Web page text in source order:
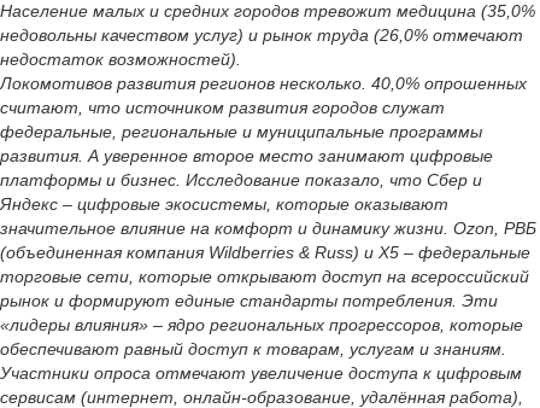
Население малых и средних городов тревожит медицина (35,0%
недовольны качеством услуг) и рынок труда (26,0% отмечают
недостаток возможностей).
Локомотивов развития регионов несколько. 40,0% опрошенных
считают, что источником развития городов служат
федеральные, региональные и муниципальные программы
развития. А уверенное второе место занимают цифровые
платформы и бизнес. Исследование показало, что Сбер и
Яндекс – цифровые экосистемы, которые оказывают
значительное влияние на комфорт и динамику жизни. Ozon, РВБ
(объединенная компания Wildberries & Russ) и X5 – федеральные
торговые сети, которые открывают доступ на всероссийский
рынок и формируют единые стандарты потребления. Эти
«лидеры влияния» – ядро региональных прогрессоров, которые
обеспечивают равный доступ к товарам, услугам и знаниям.
Участники опроса отмечают увеличение доступа к цифровым
сервисам (интернет, онлайн-образование, удалённая работа),